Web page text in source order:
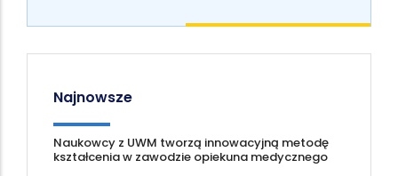
Najnowsze
Naukowcy z UWM tworzą innowacyjną metodę
kształcenia w zawodzie opiekuna medycznego